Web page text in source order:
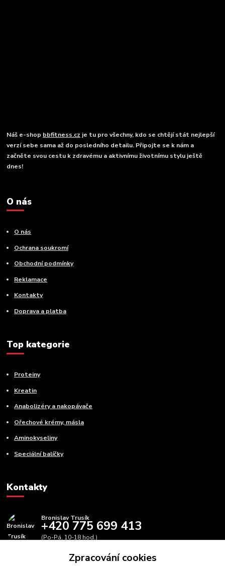
Náš e-shop bbfitness.cz je tu pro všechny, kdo se chtějí stát nejlepší
verzí sebe sama až do posledního detailu. Připojte se k nám a
začněte svou cestu k zdravému a aktivnímu životnímu stylu ještě
dnes!
O nás
O nás
Ochrana soukromí
Obchodní podmínky
Reklamace
Kontakty
Doprava a platba
Top kategorie
Proteiny
Kreatin
Anabolizéry a nakopávače
Ořechové krémy, másla
Aminokyseliny
Speciální balíčky
Kontakty
Bronislav Trusík
+420 775 699 413
(Po-Pá, 10-18 hod.)
info@bbfitness.czZpracování cookies